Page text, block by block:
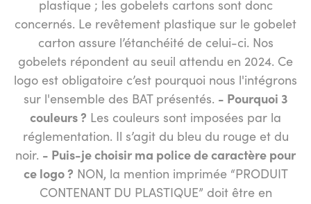
plastique ; les gobelets cartons sont donc
concernés. Le revêtement plastique sur le gobelet
carton assure l’étanchéité de celui-ci. Nos
gobelets répondent au seuil attendu en 2024. Ce
logo est obligatoire c’est pourquoi nous l'intégrons
sur l'ensemble des BAT présentés. - Pourquoi 3
couleurs ? Les couleurs sont imposées par la
réglementation. Il s’agit du bleu du rouge et du
noir. - Puis-je choisir ma police de caractère pour
ce logo ? NON, la mention imprimée “PRODUIT
CONTENANT DU PLASTIQUE” doit être en